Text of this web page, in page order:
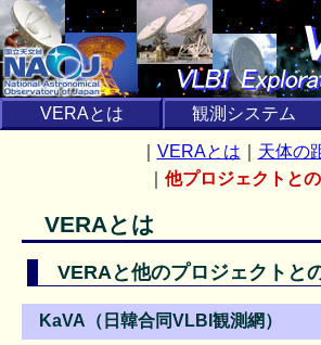
VERAとは 観測システム
VERAとは 天体の
他プロジェクトと
VERAとは
VERAと他のプロジェクトと
KaVA（日韓合同VLBI観測網）